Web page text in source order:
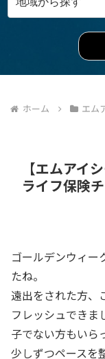
ホーム エム
【エムアイ
ライフ保険
ゴールデンウィー
たね。
遠出をされた方、
フレッシュできま
子でない方もいら
少しずつペースを